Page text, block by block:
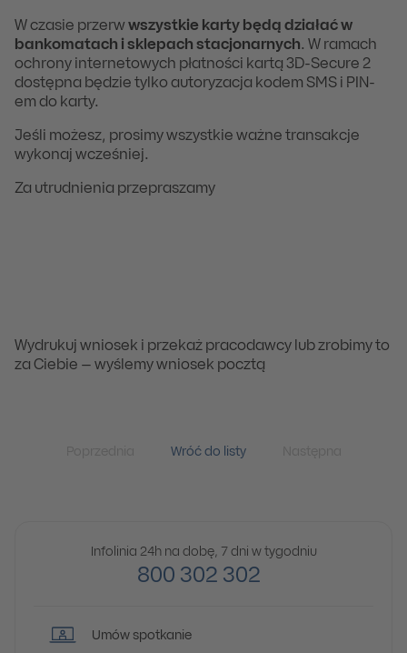
W czasie przerw wszystkie karty będą działać w
bankomatach i sklepach stacjonarnych. W ramach
ochrony internetowych płatności kartą 3D-Secure 2
dostępna będzie tylko autoryzacja kodem SMS i PIN-
em do karty.
Jeśli możesz, prosimy wszystkie ważne transakcje
wykonaj wcześniej.
Za utrudnienia przepraszamy
Wydrukuj wniosek i przekaż pracodawcy lub zrobimy to
za Ciebie – wyślemy wniosek pocztą
Wróć do listy
Infolinia 24h na dobę, 7 dni w tygodniu
800 302 302
Umów spotkanie